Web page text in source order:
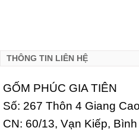
THÔNG TIN LIÊN HỆ
GỐM PHÚC GIA TIÊN
Số: 267 Thôn 4 Giang
CN: 60/13, Vạn Kiếp,